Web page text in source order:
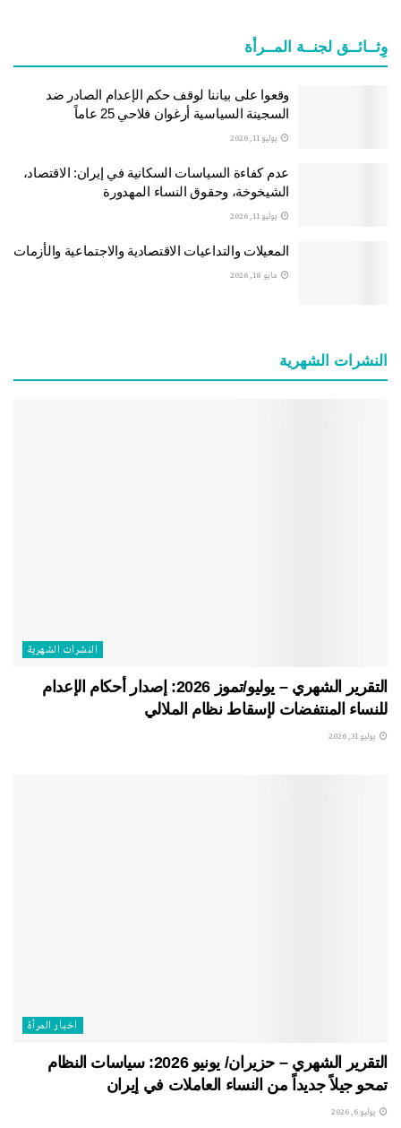
وِثــائــق لجنــة المــرأة
وقعوا على بياننا لوقف حكم الإعدام الصادر ضد
السجينة السياسية أرغوان فلاحي 25 عاماً
يوليو 11, 2026
عدم كفاءة السياسات السكانية في إيران: الاقتصاد،
الشيخوخة، وحقوق النساء المهدورة
يوليو 11, 2026
المعيلات والتداعيات الاقتصادية والاجتماعية والأزمات
مايو 18, 2026
النشرات الشهریة
النشرات الشهریة
التقرير الشهري – يوليو/تموز 2026: إصدار أحكام الإعدام
للنساء المنتفضات لإسقاط نظام الملالي
يوليو 31, 2026
اخبار المرأة
التقرير الشهري – حزيران/ يونيو 2026: سياسات النظام
تمحو جيلاً جديداً من النساء العاملات في إيران
يوليو 6, 2026